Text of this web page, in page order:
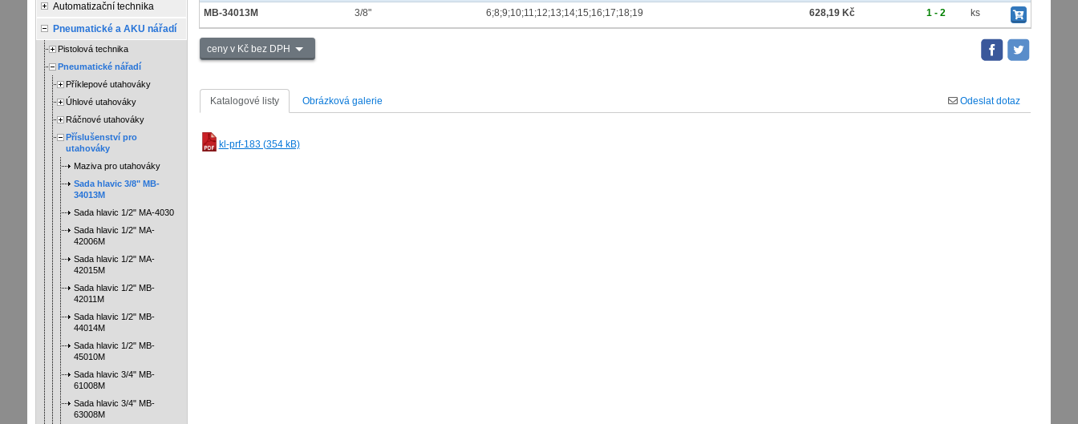
MB-34013M 3/8" 6;8;9;10;11;12;13;14;15;16;17;18;19 628,19 Kč 1 - 2 ks
ceny v Kč bez DPH
Katalogové listy Obrázková galerie Odeslat dotaz
kl-prf-183 (354 kB)
Automatizační technika
Pneumatické a AKU nářadí
Pistolová technika
Pneumatické nářadí
Příklepové utahováky
Úhlové utahováky
Ráčnové utahováky
Příslušenství pro
utahováky
Maziva pro utahováky
Sada hlavic 3/8" MB-
34013M
Sada hlavic 1/2" MA-4030
Sada hlavic 1/2" MA-
42006M
Sada hlavic 1/2" MA-
42015M
Sada hlavic 1/2" MB-
42011M
Sada hlavic 1/2" MB-
44014M
Sada hlavic 1/2" MB-
45010M
Sada hlavic 3/4" MB-
61008M
Sada hlavic 3/4" MB-
63008M